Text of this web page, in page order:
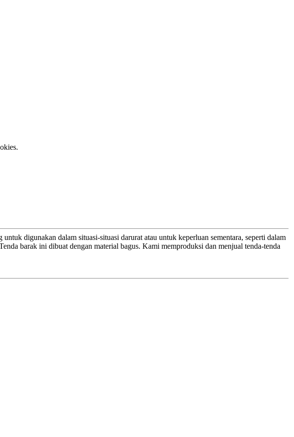
digunakan dalam situasi-situasi darurat atau untuk keperluan sementara, seperti dalam
barak ini dibuat dengan material bagus. Kami memproduksi dan menjual tenda-tenda